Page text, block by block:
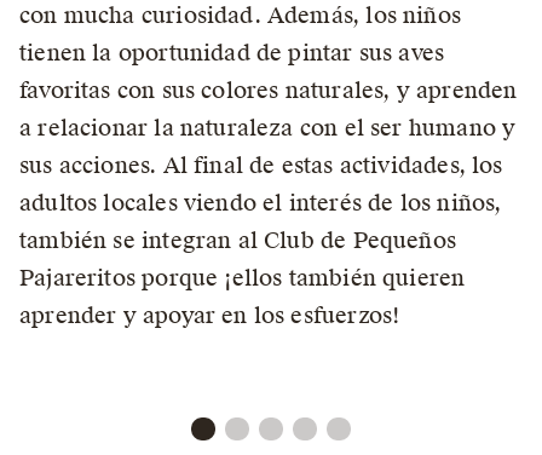
con mucha curiosidad. Además, los niños
tienen la oportunidad de pintar sus aves
favoritas con sus colores naturales, y aprenden
a relacionar la naturaleza con el ser humano y
sus acciones. Al final de estas actividades, los
adultos locales viendo el interés de los niños,
también se integran al Club de Pequeños
Pajareritos porque ¡ellos también quieren
aprender y apoyar en los esfuerzos!